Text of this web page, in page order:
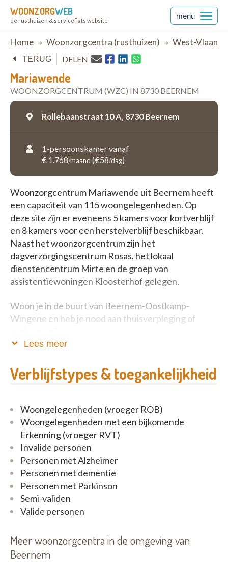
WOONZORGWEB
dé rusthuizen & serviceflats website
menu
Breadcrumb
Home Woonzorgcentra (rusthuizen) West-
Mariawende
WOONZORGCENTRUM (WZC) IN 8730 BEERNEM
TERUG DELEN
Rollebaanstraat 10 A, 8730 Beernem
1-persoonskamer vanaf
€ 1.768/maand (€58/dag)
Woonzorgcentrum Mariawende uit Beernem heeft
een capaciteit van 115 woongelegenheden. Op
deze site zijn er eveneens 5 kamers voor kortverblijf
en 8 kamers voor een herstelverblijf beschikbaar.
Naast het woonzorgcentrum zijn het
dagverzorgingscentrum Rosas, het lokaal
dienstencentrum Mirte en de groep van
assistentiewoningen Kloosterhof gelegen.
Woon je in de buurt van Beernem-Oostkamp-
Wingene en heb je nood aan thuisverpleging of
Reken dan op de Cura thuisverpleging en Cura
Deze dienstverleningen maken deel uit van het
Curando in West- en Oost-Vlaanderen aanbiedt.
Meer informatie vind je op: www.curando.be
Vind woonzorgcentrum Mariawende ook
op: https://www.facebook.com/pages/category/Local-
Service/Curando-Oost-2150832308309600/
Lees meer
Verblijfstypes & toegankelijkheid
Woongelegenheden (vroeger ROB)
Woongelegenheden met een bijkomende
Erkenning (vroeger RVT)
Invalide personen
Personen met Alzheimer
Personen met dementie
Personen met Parkinson
Semi-validen
Valide personen
Meer woonzorgcentra in de omgeving van
Beernem